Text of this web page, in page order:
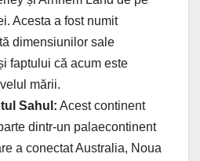
Acesta a fost numit
dimensiunilor sale
faptului că acum este
mării.
Sahul: Acest continent
dintr-un palaecontinent
a conectat Australia, Noua